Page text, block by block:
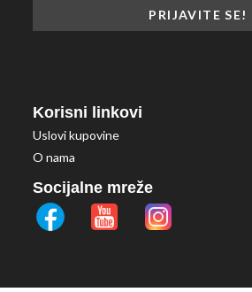
Korisni linkovi
Uslovi kupovine
O nama
Socijalne mreže